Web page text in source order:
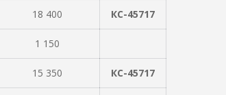
18 400 КС-45717
1 150
15 350 КС-45717